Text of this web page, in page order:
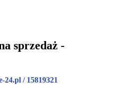
sprzedaż -
24.pl / 15819321